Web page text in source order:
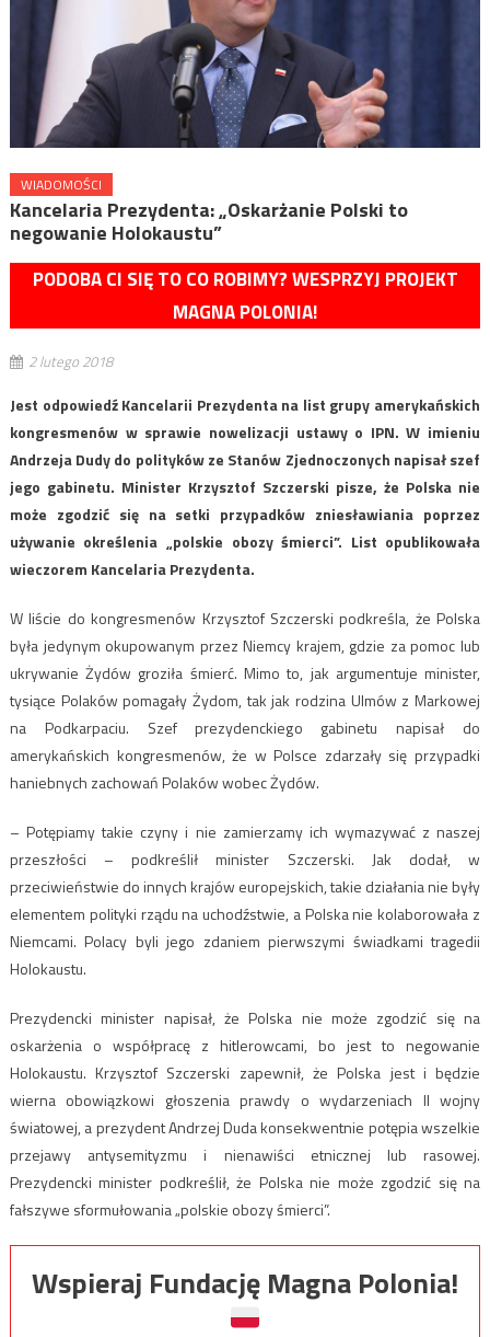
WIADOMOŚCI
Kancelaria Prezydenta: „Oskarżanie Polski to
negowanie Holokaustu”
PODOBA CI SIĘ TO CO ROBIMY? WESPRZYJ PROJEKT
MAGNA POLONIA!
2 lutego 2018
Jest odpowiedź Kancelarii Prezydenta na list grupy amerykańskich
kongresmenów w sprawie nowelizacji ustawy o IPN. W imieniu
Andrzeja Dudy do polityków ze Stanów Zjednoczonych napisał szef
jego gabinetu. Minister Krzysztof Szczerski pisze, że Polska nie
może zgodzić się na setki przypadków zniesławiania poprzez
używanie określenia „polskie obozy śmierci”. List opublikowała
wieczorem Kancelaria Prezydenta.
W liście do kongresmenów Krzysztof Szczerski podkreśla, że Polska
była jedynym okupowanym przez Niemcy krajem, gdzie za pomoc lub
ukrywanie Żydów groziła śmierć. Mimo to, jak argumentuje minister,
tysiące Polaków pomagały Żydom, tak jak rodzina Ulmów z Markowej
na Podkarpaciu. Szef prezydenckiego gabinetu napisał do
amerykańskich kongresmenów, że w Polsce zdarzały się przypadki
haniebnych zachowań Polaków wobec Żydów.
– Potępiamy takie czyny i nie zamierzamy ich wymazywać z naszej
przeszłości – podkreślił minister Szczerski. Jak dodał, w
przeciwieństwie do innych krajów europejskich, takie działania nie były
elementem polityki rządu na uchodźstwie, a Polska nie kolaborowała z
Niemcami. Polacy byli jego zdaniem pierwszymi świadkami tragedii
Holokaustu.
Prezydencki minister napisał, że Polska nie może zgodzić się na
oskarżenia o współpracę z hitlerowcami, bo jest to negowanie
Holokaustu. Krzysztof Szczerski zapewnił, że Polska jest i będzie
wierna obowiązkowi głoszenia prawdy o wydarzeniach II wojny
światowej, a prezydent Andrzej Duda konsekwentnie potępia wszelkie
przejawy antysemityzmu i nienawiści etnicznej lub rasowej.
Prezydencki minister podkreślił, że Polska nie może zgodzić się na
fałszywe sformułowania „polskie obozy śmierci”.
Wspieraj Fundację Magna Polonia!